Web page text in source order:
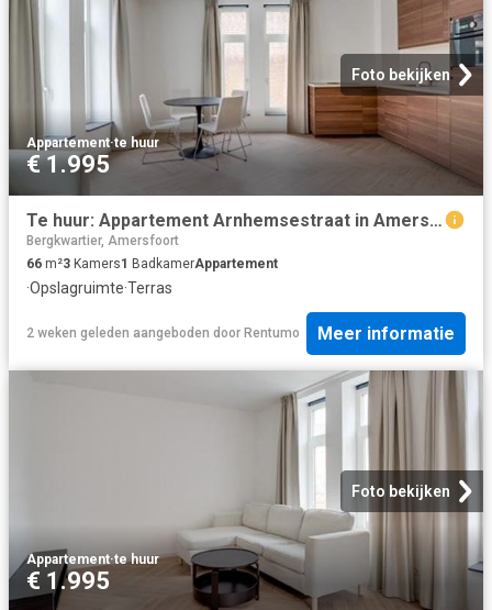
Foto bekijken
Appartement·te huur
€ 1.995
Te huur: Appartement Arnhemsestraat in Amersfoort
Bergkwartier, Amersfoort
66 m²3 Kamers1 BadkamerAppartement
·Opslagruimte·Terras
2 weken geleden aangeboden door Rentumo Meer informatie
Foto bekijken
Appartement·te huur
€ 1.995